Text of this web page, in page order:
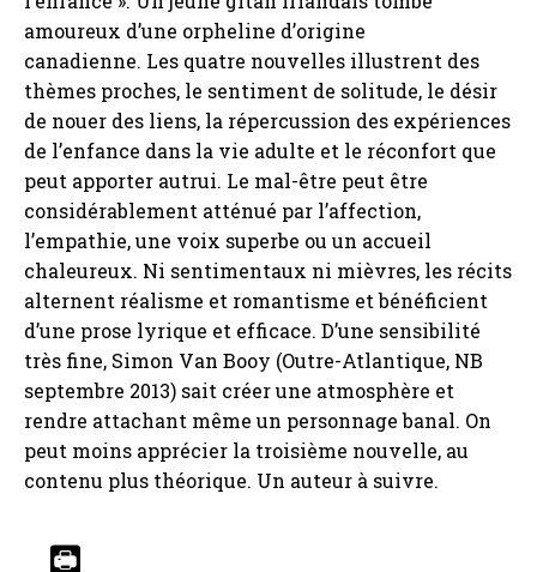
amoureux d’une orpheline d’origine
canadienne. Les quatre nouvelles illustrent des
thèmes proches, le sentiment de solitude, le désir
de nouer des liens, la répercussion des expériences
de l’enfance dans la vie adulte et le réconfort que
peut apporter autrui. Le mal-être peut être
considérablement atténué par l’affection,
l’empathie, une voix superbe ou un accueil
chaleureux. Ni sentimentaux ni mièvres, les récits
alternent réalisme et romantisme et bénéficient
d’une prose lyrique et efficace. D’une sensibilité
très fine, Simon Van Booy (Outre-Atlantique, NB
septembre 2013) sait créer une atmosphère et
rendre attachant même un personnage banal. On
peut moins apprécier la troisième nouvelle, au
contenu plus théorique. Un auteur à suivre.